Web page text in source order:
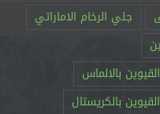
جلي الرخام الاماراتي
بالالماس
بالكريستال